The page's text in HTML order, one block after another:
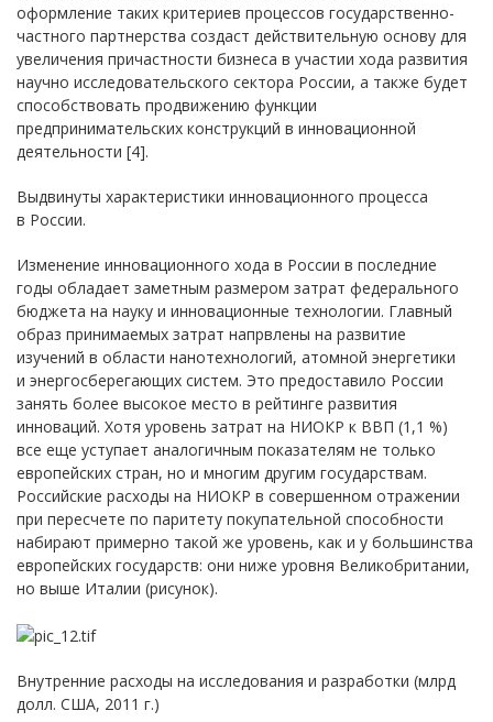
оформление таких критериев процессов государственно-
частного партнерства создаст действительную основу для
увеличения причастности бизнеса в участии хода развития
научно исследовательского сектора России, а также будет
способствовать продвижению функции
предпринимательских конструкций в инновационной
деятельности [4].
Выдвинуты характеристики инновационного процесса
в России.
Изменение инновационного хода в России в последние
годы обладает заметным размером затрат федерального
бюджета на науку и инновационные технологии. Главный
образ принимаемых затрат напрвлены на развитие
изучений в области нанотехнологий, атомной энергетики
и энергосберегающих систем. Это предоставило России
занять более высокое место в рейтинге развития
инноваций. Хотя уровень затрат на НИОКР к ВВП (1,1 %)
все еще уступает аналогичным показателям не только
европейских стран, но и многим другим государствам.
Российские расходы на НИОКР в совершенном отражении
при пересчете по паритету покупательной способности
набирают примерно такой же уровень, как и у большинства
европейских государств: они ниже уровня Великобритании,
но выше Италии (рисунок).
Внутренние расходы на исследования и разработки (млрд
долл. США, 2011 г.)